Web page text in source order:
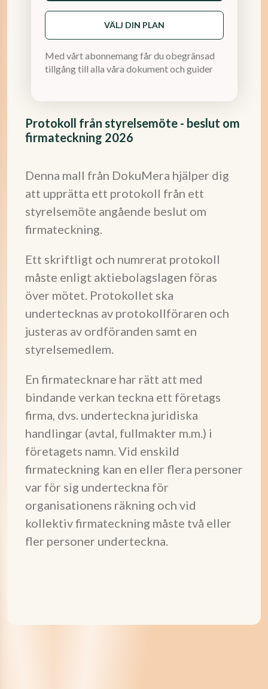
Protokoll från styrelsemöte - beslut om
firmateckning 2026
Denna mall från DokuMera hjälper dig
att upprätta ett protokoll från ett
styrelsemöte angående beslut om
firmateckning.
Ett skriftligt och numrerat protokoll
måste enligt aktiebolagslagen föras
över mötet. Protokollet ska
undertecknas av protokollföraren och
justeras av ordföranden samt en
styrelsemedlem.
En firmatecknare har rätt att med
bindande verkan teckna ett företags
firma, dvs. underteckna juridiska
handlingar (avtal, fullmakter m.m.) i
företagets namn. Vid enskild
firmateckning kan en eller flera personer
var för sig underteckna för
organisationens räkning och vid
kollektiv firmateckning måste två eller
fler personer underteckna.
VÄLJ DIN PLAN
Med vårt abonnemang får du obegränsad
tillgång till alla våra dokument och guider